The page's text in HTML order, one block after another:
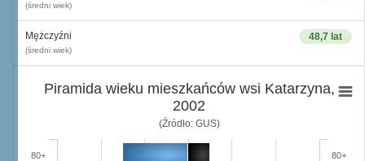
(średni wiek)
48,7 lat
Mężczyźni
(średni wiek)
Piramida wieku mieszkańców wsi Katarzyna,
2002
(Źródło: GUS)
80+ 80+